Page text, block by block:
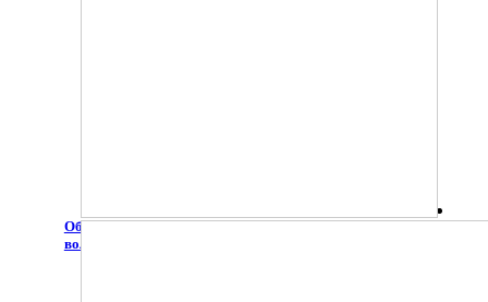
Образовательный интенсив для инклюзивных
волонтёров "Добро в наших руках"